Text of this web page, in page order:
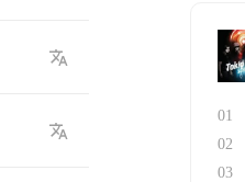
01
02
03